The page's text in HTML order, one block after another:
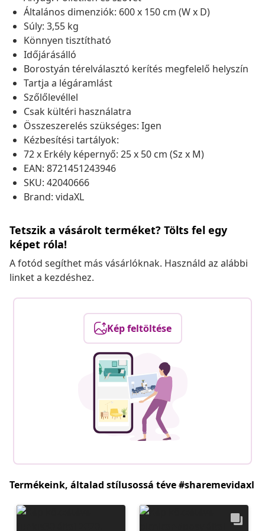
Általános dimenziók: 600 x 150 cm (W x D)
Súly: 3,55 kg
Könnyen tisztítható
Időjárásálló
Borostyán térelválasztó kerítés megfelelő helyszín
Tartja a légáramlást
Szőlőlevéllel
Csak kültéri használatra
Összeszerelés szükséges: Igen
Kézbesítési tartályok:
72 x Erkély képernyő: 25 x 50 cm (Sz x M)
EAN: 8721451243946
SKU: 42040666
Brand: vidaXL
Tetszik a vásárolt terméket? Tölts fel egy
képet róla!
A fotód segíthet más vásárlóknak. Használd az alábbi
linket a kezdéshez.
Kép feltöltése
Termékeink, általad stílusossá téve #sharemevidaxl